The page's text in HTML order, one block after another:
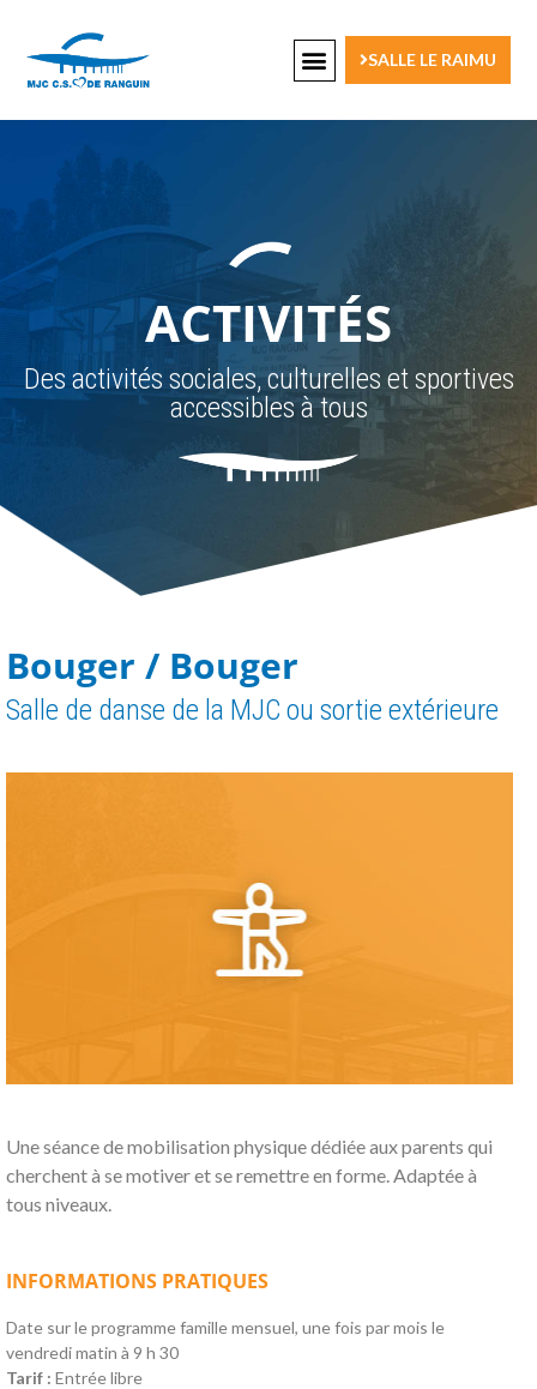
SALLE LE RAIMU
ACTIVITÉS
Des activités sociales, culturelles et sportives
accessibles à tous
Bouger / Bouger
Salle de danse de la MJC ou sortie extérieure
Une séance de mobilisation physique dédiée aux parents qui
cherchent à se motiver et se remettre en forme. Adaptée à
tous niveaux.
INFORMATIONS PRATIQUES
Date sur le programme famille mensuel, une fois par mois le
vendredi matin à 9 h 30
Tarif : Entrée libre